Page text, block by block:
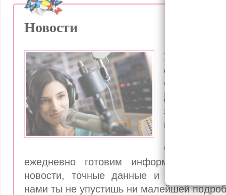
Новости
Хочешь
событий?
часа
знать обо
в нашей
ежедневно готовим информационные
новости, точные данные и
нами ты не упустишь ни малейшей